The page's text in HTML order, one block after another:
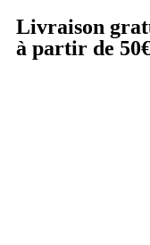
Livraison
à partir de